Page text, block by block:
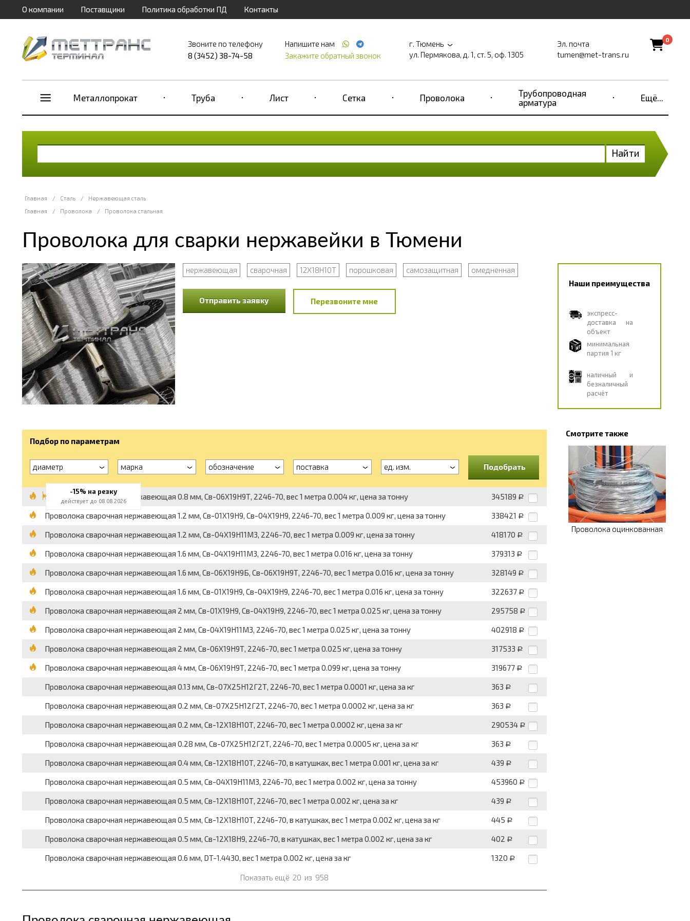
О компании Поставщики Политика обработки ПД Контакты
Звоните по телефону
8 (3452) 38-74-58
Напишите нам
Закажите обратный звонок
г. Тюмень
ул. Пермякова, д. 1, ст. 5, оф. 1305
Эл. почта
tumen@met-trans.ru
0
Металлопрокат Труба Лист Сетка Проволока
Трубопроводная
арматура
Ещё...
Найти
Главная / Сталь /
Нержавеющая сталь
Главная
/ Проволока / Проволока стальная
Проволока для сварки нержавейки в Тюмени
нержавеющая сварочная 12Х18Н10Т порошковая самозащитная омедненная
Отправить заявку Перезвоните мне
Наши преимущества
экспресс-
доставка на
объект
минимальная
партия 1 кг
наличный и
безналичный
расчёт
Подбор по параметрам
диаметр марка обозначение поставка ед. изм. Подобрать
Проволока сварочная нержавеющая 0.8 мм, Св-06Х19Н9Т, 2246-70, вес 1 метра 0.004 кг, цена за тонну 345189 Р
Проволока сварочная нержавеющая 1.2 мм, Св-01Х19Н9, Св-04Х19Н9, 2246-70, вес 1 метра 0.009 кг, цена за тонну 338421 Р
Проволока сварочная нержавеющая 1.2 мм, Св-04Х19Н11М3, 2246-70, вес 1 метра 0.009 кг, цена за тонну 418170 Р
Проволока сварочная нержавеющая 1.6 мм, Св-04Х19Н11М3, 2246-70, вес 1 метра 0.016 кг, цена за тонну 379313 Р
Проволока сварочная нержавеющая 1.6 мм, Св-06Х19Н9Б, Св-06Х19Н9Т, 2246-70, вес 1 метра 0.016 кг, цена за тонну 328149 Р
Проволока сварочная нержавеющая 1.6 мм, Св-01Х19Н9, Св-04Х19Н9, 2246-70, вес 1 метра 0.016 кг, цена за тонну 322637 Р
Проволока сварочная нержавеющая 2 мм, Св-01Х19Н9, Св-04Х19Н9, 2246-70, вес 1 метра 0.025 кг, цена за тонну 295758 Р
Проволока сварочная нержавеющая 2 мм, Св-04Х19Н11М3, 2246-70, вес 1 метра 0.025 кг, цена за тонну 402918 Р
Проволока сварочная нержавеющая 2 мм, Св-06Х19Н9Т, 2246-70, вес 1 метра 0.025 кг, цена за тонну 317533 Р
Проволока сварочная нержавеющая 4 мм, Св-06Х19Н9Т, 2246-70, вес 1 метра 0.099 кг, цена за тонну 319677 Р
Проволока сварочная нержавеющая 0.13 мм, Св-07Х25Н12Г2Т, 2246-70, вес 1 метра 0.0001 кг, цена за кг 363 Р
Проволока сварочная нержавеющая 0.2 мм, Св-07Х25Н12Г2Т, 2246-70, вес 1 метра 0.0002 кг, цена за кг 363 Р
Проволока сварочная нержавеющая 0.2 мм, Св-12Х18Н10Т, 2246-70, вес 1 метра 0.0002 кг, цена за кг 290534 Р
Проволока сварочная нержавеющая 0.28 мм, Св-07Х25Н12Г2Т, 2246-70, вес 1 метра 0.0005 кг, цена за кг 363 Р
Проволока сварочная нержавеющая 0.4 мм, Св-12Х18Н10Т, 2246-70, в катушках, вес 1 метра 0.001 кг, цена за кг 439 Р
Проволока сварочная нержавеющая 0.5 мм, Св-04Х19Н11М3, 2246-70, вес 1 метра 0.002 кг, цена за тонну 453960 Р
Проволока сварочная нержавеющая 0.5 мм, Св-12Х18Н10Т, 2246-70, вес 1 метра 0.002 кг, цена за кг 439 Р
Проволока сварочная нержавеющая 0.5 мм, Св-12Х18Н10Т, 2246-70, в катушках, вес 1 метра 0.002 кг, цена за кг 445 Р
Проволока сварочная нержавеющая 0.5 мм, Св-12Х18Н9, 2246-70, в катушках, вес 1 метра 0.002 кг, цена за кг 402 Р
Проволока сварочная нержавеющая 0.6 мм, DT-1.4430, вес 1 метра 0.002 кг, цена за кг 1320 Р
Показать ещё 20 из 958
Смотрите также
Проволока оцинкованная
-15% на резку
действует до 08.08.2026